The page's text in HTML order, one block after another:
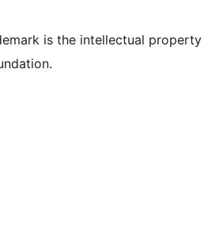
is the intellectual property